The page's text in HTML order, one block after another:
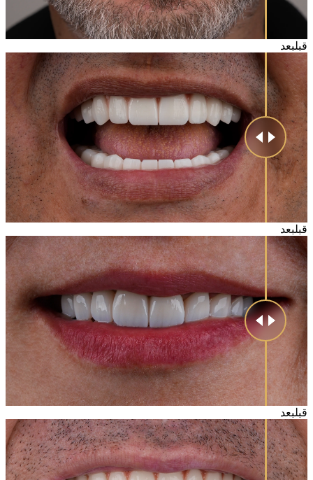
قبلبعد
قبلبعد
قبلبعد